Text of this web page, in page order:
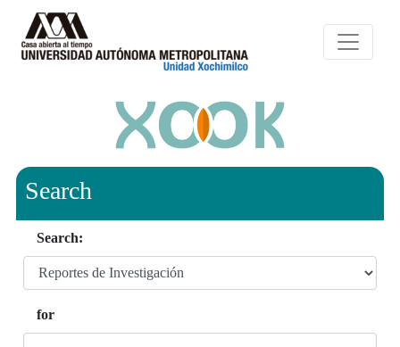
Search
Search:
for